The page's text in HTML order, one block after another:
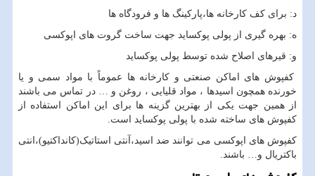
د: برای کف کارخانه ها،پارکینگ ها و فرودگاه ها
ه: بهره گیری از پولی پوکساید جهت ساخت گروت های اپوکسی
و: قیرهای اصلاح شده توسط پولی پوکساید
کفپوش های اماکن صنعتی و کارخانه ها عموماً با مواد سمی و یا
خورنده همچون اسیدها ، مواد قلیایی ، روغن و … در تماس می باشند
از همین جهت یکی از بهترین گزینه ها برای این اماکن استفاده از
کفپوش های ساخته شده با پولی پوکساید است.
کفپوش های اپوکسی می توانند ضد اسید،آنتی استاتیک(کانداکتیو)،انتی
باکتریال و… باشند.